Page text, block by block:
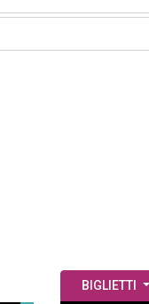
BIGLIETTI